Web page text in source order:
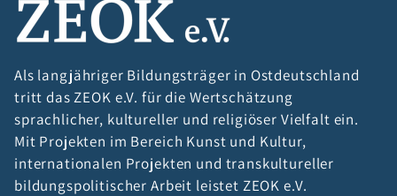
Als langjähriger Bildungsträger in Ostdeutschland
tritt das ZEOK e.V. für die Wertschätzung
sprachlicher, kultureller und religiöser Vielfalt ein.
Mit Projekten im Bereich Kunst und Kultur,
internationalen Projekten und transkultureller
bildungspolitischer Arbeit leistet ZEOK e.V.